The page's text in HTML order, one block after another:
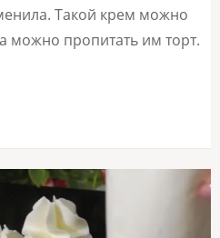
Такой крем можно
можно пропитать им торт.